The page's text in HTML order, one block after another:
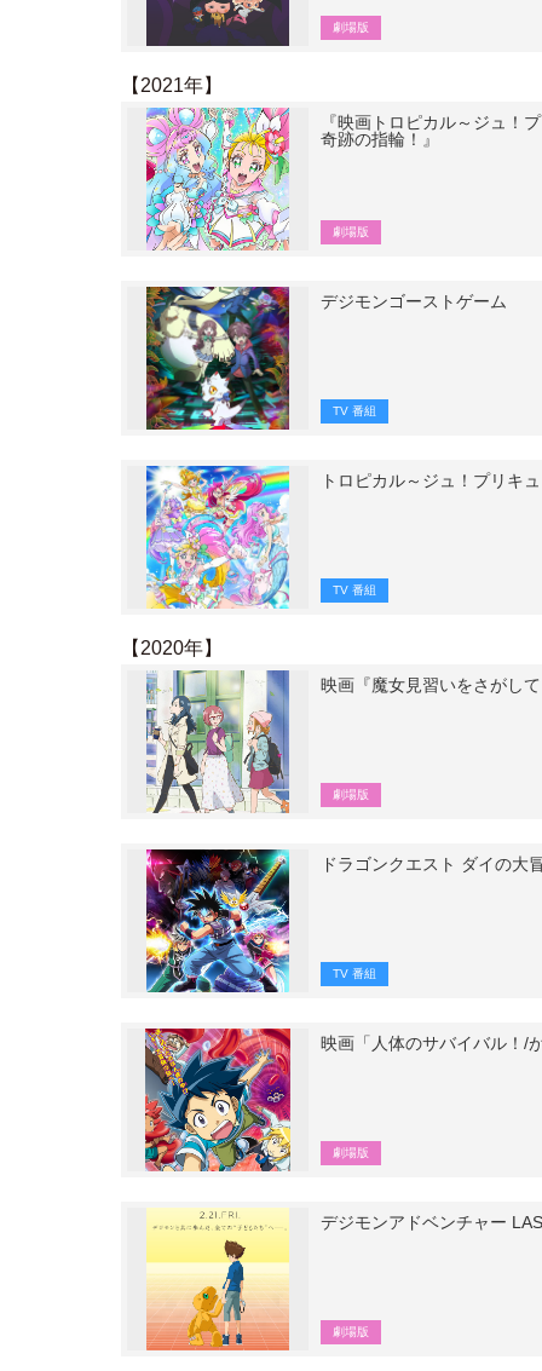
劇場版
【2021年】
『映画トロピカル～ジュ！
奇跡の指輪！』
劇場版
デジモンゴーストゲーム
TV 番組
トロピカル～ジュ！プリキ
TV 番組
【2020年】
映画『魔女見習いをさがし
劇場版
ドラゴンクエスト ダイの大
TV 番組
映画「人体のサバイバル！/
劇場版
デジモンアドベンチャー
劇場版